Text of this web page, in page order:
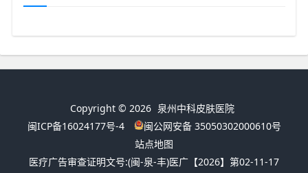
Copyright © 2026 泉州中科皮肤医院
闽ICP备16024177号-4
闽公网安备 35050302000610号
站点地图
医疗广告审查证明文号:(闽-泉-丰)医广【2026】第02-11-17